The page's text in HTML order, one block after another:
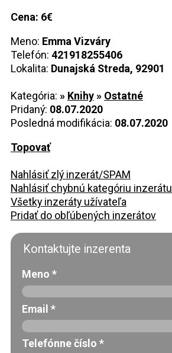
Cena: 6€
Meno: Emma Vizváry
Telefón: 421918255406
Lokalita: Dunajská Streda, 92901
Kategória: » Knihy» Ostatné
Pridaný: 08.07.2020
Posledná modifikácia: 08.07.2020
Topovať
Nahlásiť zlý inzerát/SPAM
Nahlásiť chybnú kategóriu inzerátu
Všetky inzeráty užívateľa
Pridať do obľúbených inzerátov
Kontaktujte inzerenta
Meno *
Email *
Telefónne číslo *